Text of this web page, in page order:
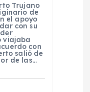
Trujano
de
el apoyo
con su
viajaba
con
salió de
de las…